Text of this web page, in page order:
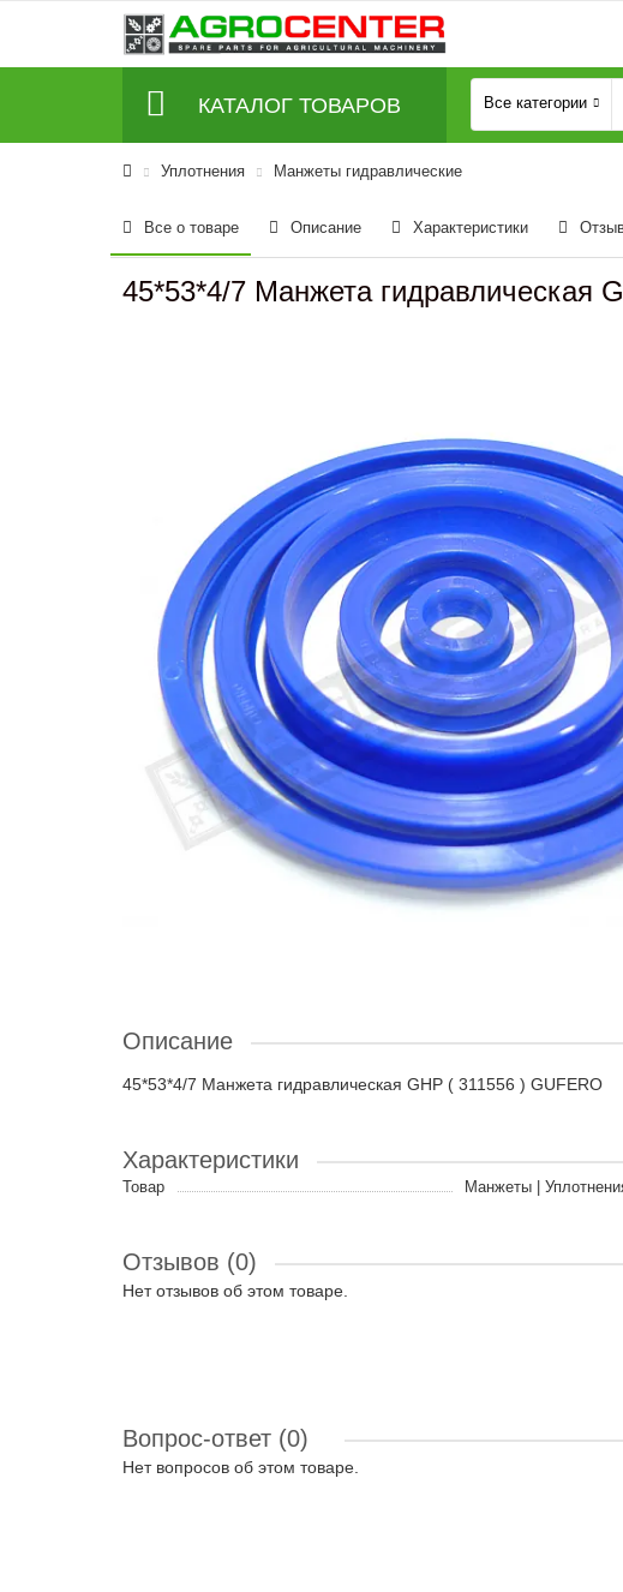
КАТАЛОГ ТОВАРОВ Все категории
Уплотнения Манжеты гидравлические
Все о товаре Описание Характеристики
45*53*4/7 Манжета гидравлическая
Описание
45*53*4/7 Манжета гидравлическая GHP ( 311556 ) GUFERO
Характеристики
Товар Манжеты |
Отзывов (0)
Нет отзывов об этом товаре.
Вопрос-ответ (0)
Нет вопросов об этом товаре.